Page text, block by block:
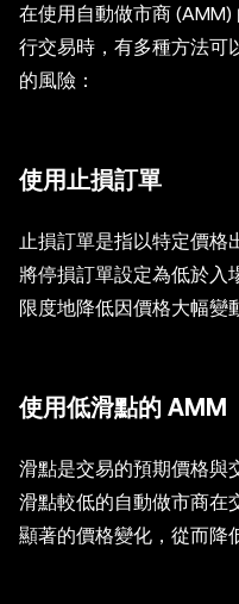
在使用自動做市商 (AMM)
行交易時，有多種方法可
的風險：
使用止損訂單
止損訂單是指以特定價格
將停損訂單設定為低於入
限度地降低因價格大幅變
使用低滑點的 AMM
滑點是交易的預期價格與
滑點較低的自動做市商在
顯著的價格變化，從而降